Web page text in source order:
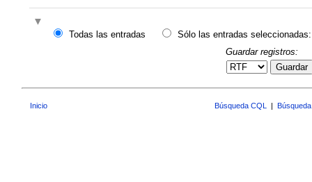
Todas las entradas
Sólo las entradas seleccionadas:
Guardar registros:
Guardar
Inicio Búsqueda CQL